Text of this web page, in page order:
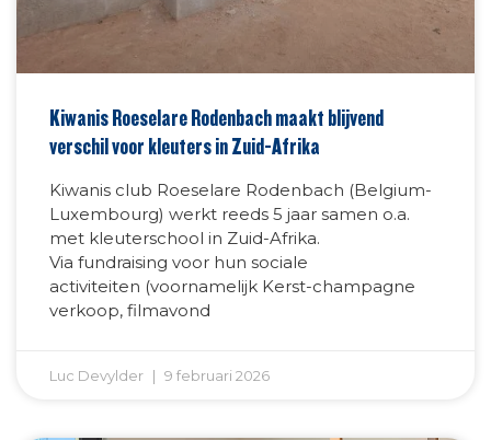
Kiwanis Roeselare Rodenbach maakt blijvend
verschil voor kleuters in Zuid-Afrika
Kiwanis club Roeselare Rodenbach (Belgium-
Luxembourg) werkt reeds 5 jaar samen o.a.
met kleuterschool in Zuid-Afrika.
Via fundraising voor hun sociale
activiteiten (voornamelijk Kerst-champagne
verkoop, filmavond
Luc Devylder 9 februari 2026